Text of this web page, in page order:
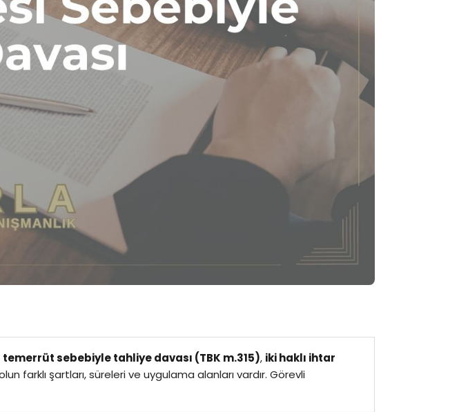
temerrüt sebebiyle tahliye davası (TBK m.315), iki haklı ihtar
farklı şartları, süreleri ve uygulama alanları vardır. Görevli